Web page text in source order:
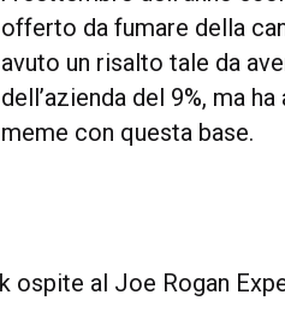
offerto da fumare della
avuto un risalto tale da
dell’azienda del 9%, ma
meme con questa base.